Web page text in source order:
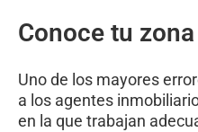
Conoce tu
Uno de los mayores
a los agentes
en la que trabajan